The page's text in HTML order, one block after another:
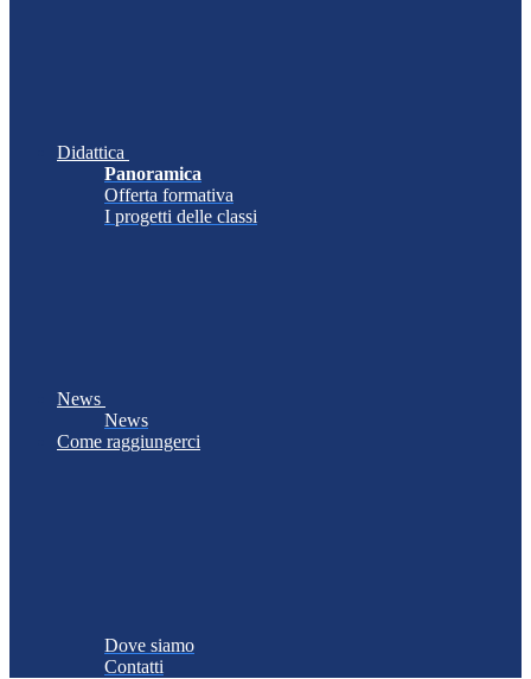
Didattica
Panoramica
Offerta formativa
I progetti delle classi
News
News
Come raggiungerci
Dove siamo
Contatti